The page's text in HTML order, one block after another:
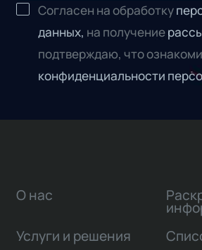
Согласен на обработку
данных, на получение
подтверждаю, что
конфиденциальности
О нас
Услуги и решения